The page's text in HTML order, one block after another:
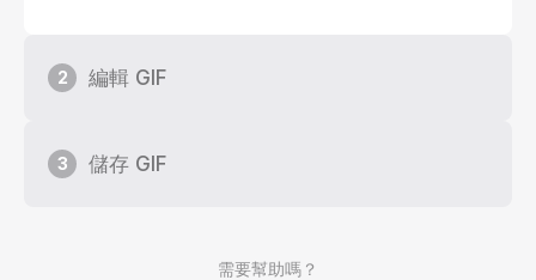
需要幫助嗎？
2 編輯 GIF
3 儲存 GIF